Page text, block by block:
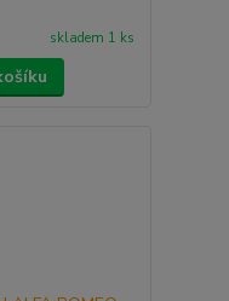
skladem 1 ks